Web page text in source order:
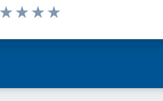
da 1 a 5 stelle la pagina